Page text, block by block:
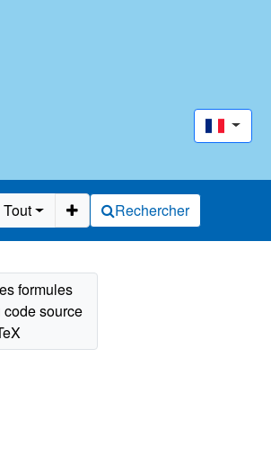
Tout Rechercher